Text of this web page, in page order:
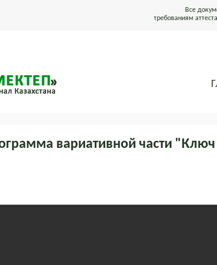
Все
требованиям
вариативной части "Ключ